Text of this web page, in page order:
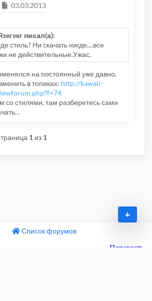
Сообщение
03.03.2013
писал(а):
стиль? Ни скачать нигде....все
не действительные.Ужас.
на постоянный уже давно.
в топиках: http://kawaii-
со стилями, там разберетесь сами
1 из 1
Список форумов